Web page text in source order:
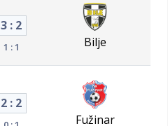
3 : 2
1 : 1 Bilje
2 : 2
Fužinar